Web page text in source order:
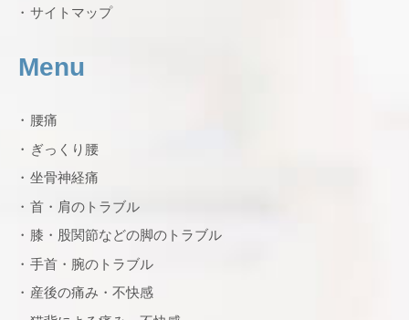
サイトマップ
Menu
腰痛
ぎっくり腰
坐骨神経痛
首・肩のトラブル
膝・股関節などの脚のトラブル
手首・腕のトラブル
産後の痛み・不快感